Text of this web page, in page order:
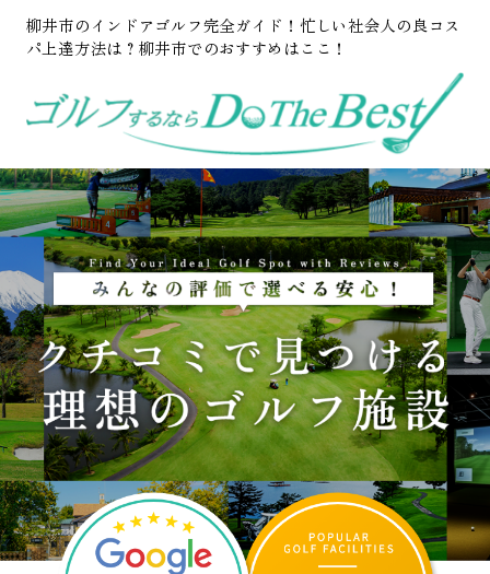
柳井市のインドアゴルフ完全ガイド！忙しい社会人の良コス
パ上達方法は？柳井市でのおすすめはここ！